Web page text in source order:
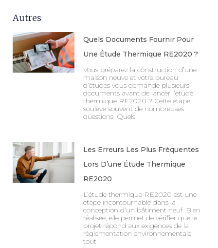
Autres
Quels Documents Fournir Pour
Une Étude Thermique RE2020 ?
Vous préparez la construction d’une
maison neuve et votre bureau
d’études vous demande plusieurs
documents avant de lancer l’étude
thermique RE2020 ? Cette étape
soulève souvent de nombreuses
questions. Quels
Les Erreurs Les Plus Fréquentes
Lors D’une Étude Thermique
RE2020
L’étude thermique RE2020 est une
étape incontournable dans la
conception d’un bâtiment neuf. Bien
réalisée, elle permet de vérifier que le
projet répond aux exigences de la
réglementation environnementale
tout